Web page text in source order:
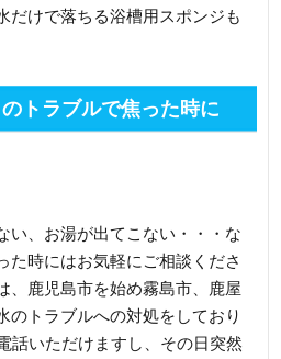
だけで落ちる浴槽用スポンジも
トラブルで焦った時に
い、お湯が出てこない・・・な
た時にはお気軽にご相談くださ
、鹿児島市を始め霧島市、鹿屋
のトラブルへの対処をしており
話いただけますし、その日突然